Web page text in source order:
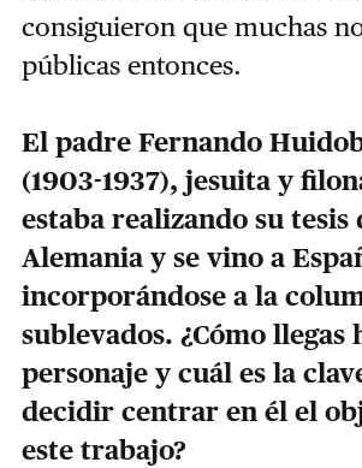
consiguieron que muchas
públicas entonces.
El padre Fernando
(1903-1937), jesuita y
estaba realizando su
Alemania y se vino a
incorporándose a la
sublevados. ¿Cómo llegas
personaje y cuál es la
decidir centrar en él el
este trabajo?